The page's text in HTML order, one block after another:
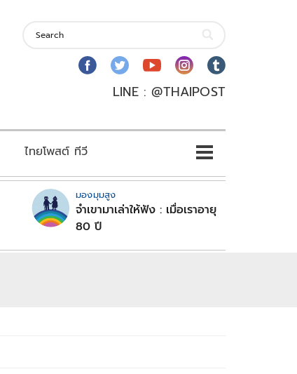
LINE : @THAIPOST
ไทยโพสต์ ทีวี
มองมุมสูง
จำเขามาเล่าให้ฟัง : เมื่อเราอายุ
80 ปี